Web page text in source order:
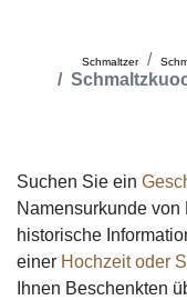
Schmaltzer
Suchen Sie ein
Namensurkunde
historische
einer Hochzeit oder
Ihnen Beschenkten